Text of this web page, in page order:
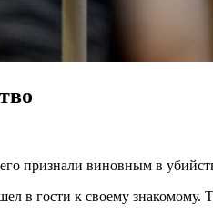
признали виновным в
в гости к своему